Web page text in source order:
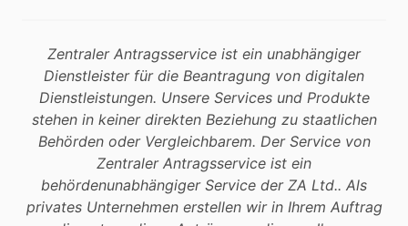
Zentraler Antragsservice ist ein unabhängiger
Dienstleister für die Beantragung von digitalen
Dienstleistungen. Unsere Services und Produkte
stehen in keiner direkten Beziehung zu staatlichen
Behörden oder Vergleichbarem. Der Service von
Zentraler Antragsservice ist ein
behördenunabhängiger Service der ZA Ltd.. Als
privates Unternehmen erstellen wir in Ihrem Auftrag